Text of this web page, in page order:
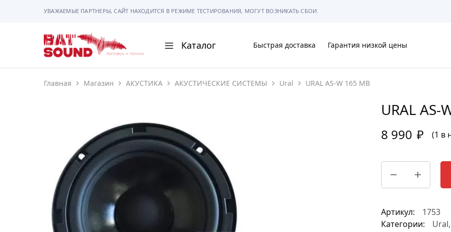
УВАЖАЕМЫЕ ПАРТНЕРЫ, САЙТ НАХОДИТСЯ В РЕЖИМЕ ТЕСТИРОВАНИЯ, МОГУТ ВОЗНИКАТЬ СБОИ.
BAT
Sound
Каталог
АВТОМАГНИТОЛЫ
АКУСТИКА
РАМКИ И РАЗЪЕМЫ
ГАДЖЕТЫ
СИГНАЛИЗАЦИИ
ПОМОЩЬ ПРИ ПАРКОВКЕ
Быстрая доставка Гарантия низкой цены
Главная Магазин АКУСТИКА АКУСТИЧЕСКИЕ СИСТЕМЫ Ural URAL AS-W 165 MB
URAL AS-
8 990 ₽ (1 в
Артикул:
1753
Категории:
Ural,